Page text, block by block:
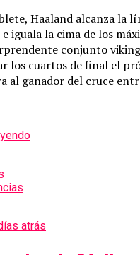
Haaland alcanza la
iguala la cima de los
conjunto
los cuartos de final el
al ganador del cruce
atrás